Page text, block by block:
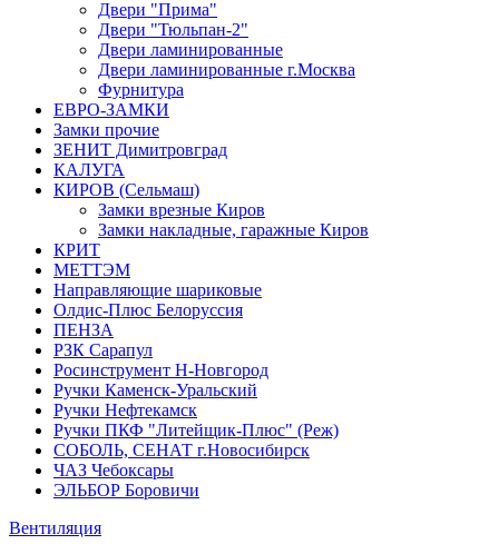
Двери "Прима"
Двери "Тюльпан-2"
Двери ламинированные
Двери ламинированные г.Москва
Фурнитура
ЕВРО-ЗАМКИ
Замки прочие
ЗЕНИТ Димитровград
КАЛУГА
КИРОВ (Сельмаш)
Замки врезные Киров
Замки накладные, гаражные Киров
КРИТ
МЕТТЭМ
Направляющие шариковые
Олдис-Плюс Белоруссия
ПЕНЗА
РЗК Сарапул
Росинструмент Н-Новгород
Ручки Каменск-Уральский
Ручки Нефтекамск
Ручки ПКФ "Литейщик-Плюс" (Реж)
СОБОЛЬ, СЕНАТ г.Новосибирск
ЧАЗ Чебоксары
ЭЛЬБОР Боровичи
Вентиляция